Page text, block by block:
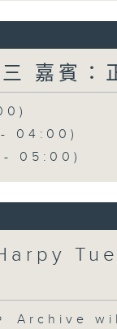
嘉賓：
- 04:00)
- 05:00)
。